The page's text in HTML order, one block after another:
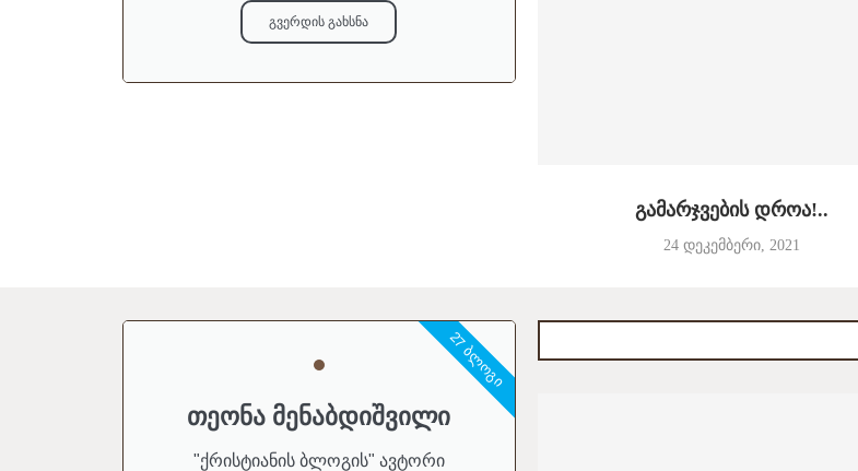
გვერდის გახსნა
გამარჯვების დროა!..
24 დეკემბერი, 2021
თეონა მენაბდიშვილი
"ქრისტიანის ბლოგის" ავტორი
27 ᲑᲚᲝᲒᲘ